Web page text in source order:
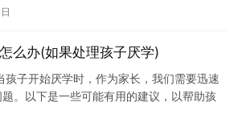
么办(如果处理孩子厌学)
孩子开始厌学时，作为家长，我们需要迅速
。以下是一些可能有用的建议，以帮助孩